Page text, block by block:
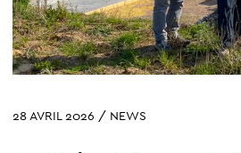
28 AVRIL 2026 / NEWS